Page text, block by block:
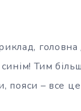
головна
Тим
пояси – все